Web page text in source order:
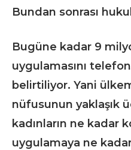
Bundan sonrası
Bugüne kadar 9
uygulamasını
belirtiliyor. Yani
nüfusunun yaklaşık
kadınların ne kadar
uygulamaya ne